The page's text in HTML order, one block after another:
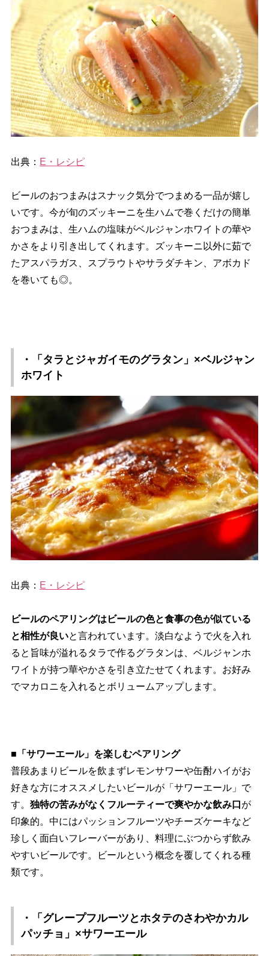
出典： E・レシピ
ビールのおつまみはスナック気分でつまめる一品が嬉し
いです。今が旬のズッキーニを生ハムで巻くだけの簡単
おつまみは、生ハムの塩味がベルジャンホワイトの華
かさをより引き出してくれます。ズッキーニ以外に茹で
たアスパラガス、スプラウトやサラダチキン、アボカド
を巻いても◎。
・「タラとジャガイモのグラタン」×ベルジャン
ホワイト
出典： E・レシピ
ビールのペアリングはビールの色と食事の色が似ている
と相性が良いと言われています。淡白なようで火を入れ
ると旨味が溢れるタラで作るグラタンは、ベルジャンホ
ワイトが持つ華やかさを引き立たせてくれます。お好み
でマカロニを入れるとボリュームアップします。
■「サワーエール」を楽しむペアリング
普段あまりビールを飲まずレモンサワーや缶酎ハイがお
好きな方にオススメしたいビールが「サワーエール」で
す。 独特の苦みがなくフルーティーで爽やかな飲み口 が
印象的。中にはパッションフルーツやチーズケーキなど
珍しく面白いフレーバーがあり、料理にぶつからず飲み
すいビールです。ビールという概念を覆してくれる種
類です。
・「グレープフルーツとホタテのさわやかカル
パッチョ」×サワーエール